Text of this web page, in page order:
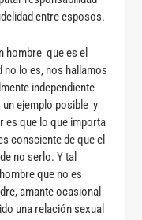
entre esposos.
hombre que es el
no lo es, nos hallamos
independiente
un ejemplo posible y
es que lo que importa
consciente de que el
no serlo. Y tal
que no es
amante ocasional
una relación sexual